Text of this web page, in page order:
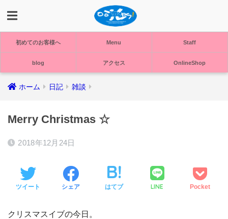
初めてのお客様へ Menu Staff
blog アクセス OnlineShop
ホーム 日記 雑談
Merry Christmas ☆
2018年12月24日
ツイート シェア はてブ LINE Pocket
クリスマスイブの今日。